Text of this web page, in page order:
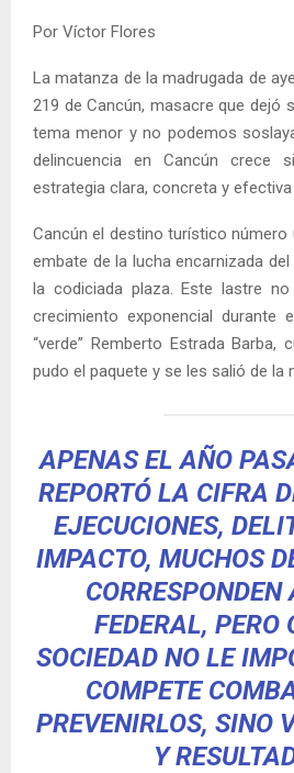
Por Víctor Flores
La matanza de la madrugada de
219 de Cancún, masacre que dejó
tema menor y no podemos
delincuencia en Cancún crece
estrategia clara, concreta y efectiva
Cancún el destino turístico
embate de la lucha encarnizada
la codiciada plaza. Este lastre
crecimiento exponencial durante
“verde” Remberto Estrada Barba,
pudo el paquete y se les salió de la
APENAS EL AÑO
REPORTÓ LA CIFRA
EJECUCIONES,
IMPACTO, MUCHOS
CORRESPONDEN
FEDERAL, PERO
SOCIEDAD NO LE
COMPETE
PREVENIRLOS, SINO
Y